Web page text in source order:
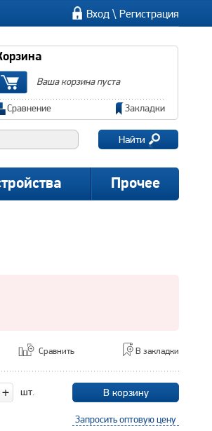
Вход \ Регистрация
Ваша корзина пуста
Сравнение Закладки
Найти
Прочее
Сравнить В закладки
+ шт. В корзину
Запросить оптовую цену